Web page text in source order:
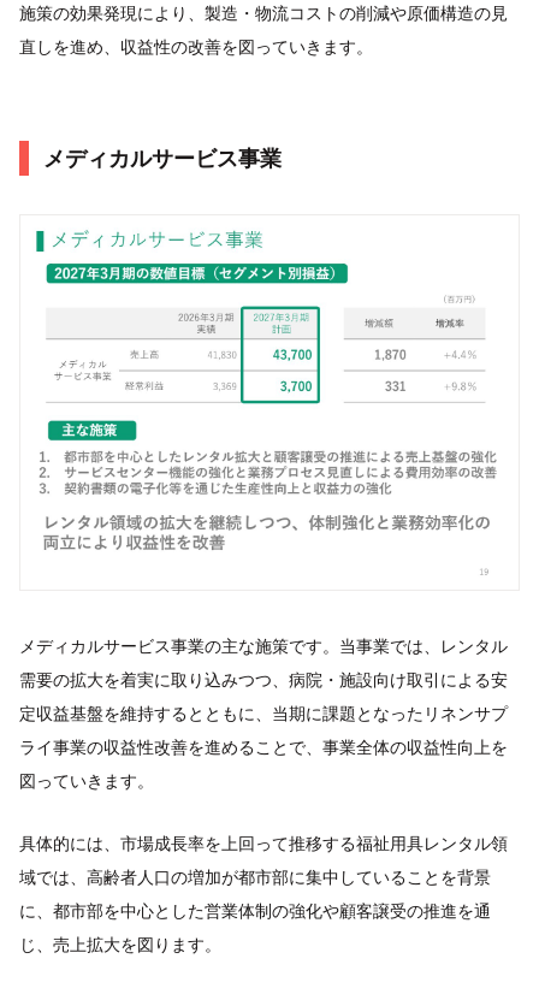
施策の効果発現により、製造・物流コストの削減や原価構造の見
直しを進め、収益性の改善を図っていきます。
メディカルサービス事業
メディカルサービス事業の主な施策です。当事業では、レンタル
需要の拡大を着実に取り込みつつ、病院・施設向け取引による安
定収益基盤を維持するとともに、当期に課題となったリネンサプ
ライ事業の収益性改善を進めることで、事業全体の収益性向上を
図っていきます。
具体的には、市場成長率を上回って推移する福祉用具レンタル領
域では、高齢者人口の増加が都市部に集中していることを背景
に、都市部を中心とした営業体制の強化や顧客譲受の推進を通
じ、売上拡大を図ります。